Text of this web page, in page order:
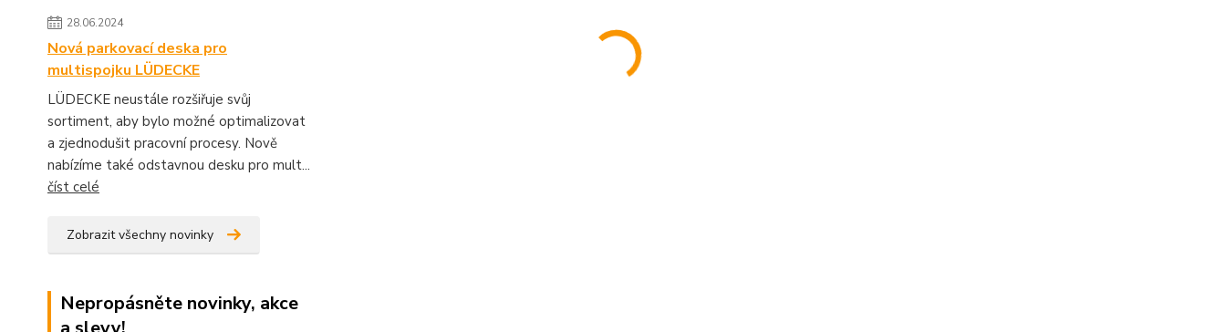
28.06.2024
Nová parkovací deska pro
multispojku LÜDECKE
LÜDECKE neustále rozšiřuje svůj
sortiment, aby bylo možné optimalizovat
a zjednodušit pracovní procesy. Nově
nabízíme také odstavnou desku pro mult...
číst celé
Zobrazit všechny novinky
Nepropásněte novinky, akce